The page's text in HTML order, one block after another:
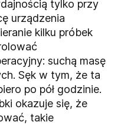
tylko przy
urządzenia
kilku próbek
suchą masę
Sęk w tym, że ta
po pół godzinie.
okazuje się, że
takie